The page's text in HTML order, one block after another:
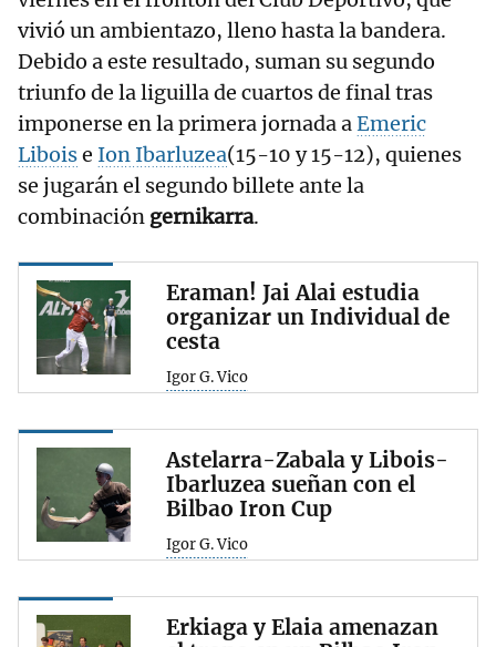
vivió un ambientazo, lleno hasta la bandera.
Debido a este resultado, suman su segundo
triunfo de la liguilla de cuartos de final tras
imponerse en la primera jornada aEmeric
Liboise Ion Ibarluzea(15-10 y 15-12), quienes
se jugarán el segundo billete ante la
combinación gernikarra.
Eraman! Jai Alai estudia
organizar un Individual de
cesta
Igor G. Vico
Astelarra-Zabala y Libois-
Ibarluzea sueñan con el
Bilbao Iron Cup
Igor G. Vico
Erkiaga y Elaia amenazan